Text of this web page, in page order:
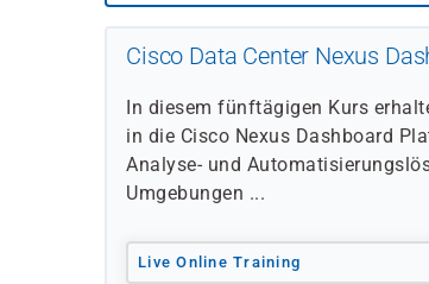
Cisco Data Center Nexus
In diesem fünftägigen Kurs
in die Cisco Nexus Dashboard
Analyse- und
Umgebungen ...
Live Online Training